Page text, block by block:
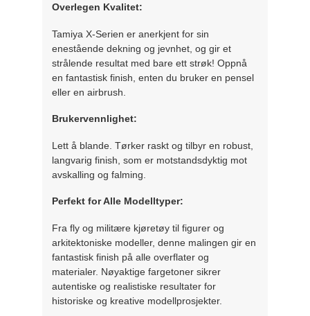
Overlegen Kvalitet:
Tamiya X-Serien er anerkjent for sin
enestående dekning og jevnhet, og gir et
strålende resultat med bare ett strøk! Oppnå
en fantastisk finish, enten du bruker en pensel
eller en airbrush.
Brukervennlighet:
Lett å blande. Tørker raskt og tilbyr en robust,
langvarig finish, som er motstandsdyktig mot
avskalling og falming.
Perfekt for Alle Modelltyper:
Fra fly og militære kjøretøy til figurer og
arkitektoniske modeller, denne malingen gir en
fantastisk finish på alle overflater og
materialer. Nøyaktige fargetoner sikrer
autentiske og realistiske resultater for
historiske og kreative modellprosjekter.